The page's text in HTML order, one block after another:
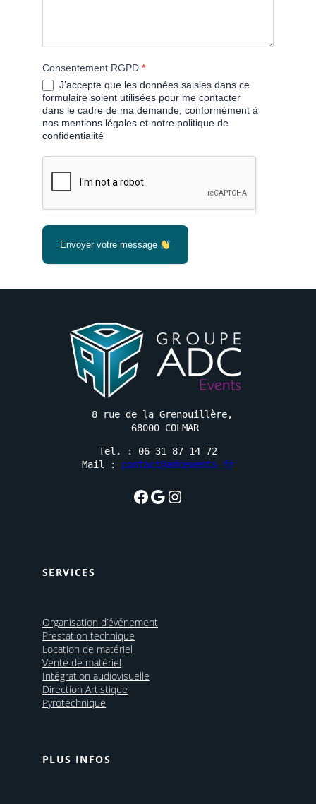
Consentement RGPD *
J’accepte que les données saisies dans ce
formulaire soient utilisées pour me contacter
dans le cadre de ma demande, conformément à
nos mentions légales et notre politique de
confidentialité
Envoyer votre message
8 rue de la Grenouillère,
68000 COLMAR
Tel. : 06 31 87 14 72
Mail : contact@adcevents.fr
Facebook Google Instagram
SERVICES
Organisation d’événement
Prestation technique
Location de matériel
Vente de matériel
Intégration audiovisuelle
Direction Artistique
Pyrotechnique
PLUS INFOS